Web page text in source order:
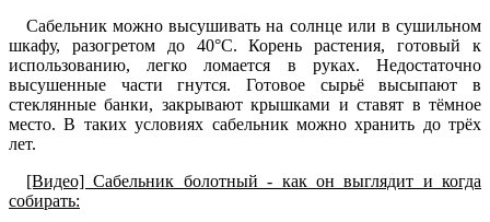
Сабельник можно высушивать на солнце или в сушильном
шкафу, разогретом до 40°С. Корень растения, готовый к
использованию, легко ломается в руках. Недостаточно
высушенные части гнутся. Готовое сырьё высыпают в
стеклянные банки, закрывают крышками и ставят в тёмное
место. В таких условиях сабельник можно хранить до трёх
лет.
[Видео] Сабельник болотный - как он выглядит и когда
собирать: